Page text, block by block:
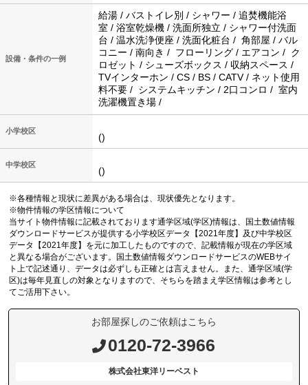
設備・条件の一例
給湯 / バストイレ別 / シャワー / 追焚機能浴
室 / 浴室乾燥機 / 洗面所独立 / シャワー付洗面
台 / 温水洗浄便座 / 洗面化粧台 / 角部屋 / バル
コニー / 南向き / フローリング / エアコン / ク
ロゼット / シューズボックス / 収納スペース /
TVインターホン / CS / BS / CATV / ネット使用
料不要 / システムキッチン / 2口コンロ / 室内
洗濯機置き場 /
小学校区
()
中学校区
()
※各種情報と現状に差異がある場合は、現状優先となります。
※物件情報の学区情報について
当サイト物件情報に記載されております通学区域(学区)情報は、国土数値情報
ダウンロードサービスが提供する小学校区データ【2021年度】及び中学校区
データ【2021年度】を元に加工したものですので、記載情報が現在の学区域
と異なる場合がございます。国土数値情報ダウンロードサービスのWEBサイ
ト上で記述通り、データは必ずしも正確とは言えません。また、通学区域(学
区)は毎年見直しの対象となりますので、そちらを踏まえ学区情報は参考とし
てご活用下さい。
お部屋探しのご依頼はこちら
0120-72-3966
株式会社東洋リーベスト